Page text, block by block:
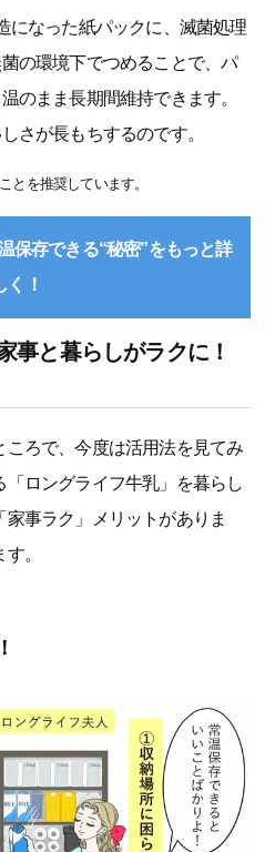
になった紙パックに、滅菌処理
の環境下でつめることで、パ
のまま長期間維持できます。
さが長もちするのです。
とを推奨しています。
保存できる“秘密”をもっと詳
く！
事と暮らしがラクに！
ろで、今度は活用法を見てみ
「ロングライフ牛乳」を暮らし
事ラク」メリットがありま
。